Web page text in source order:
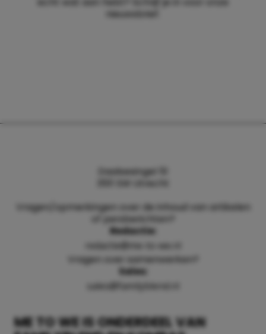
nieuwsbrief.
ME TO WE IS ONDERDEEL VAN
Daalsesingel 51
3511 SW Utrecht
Vragen/opmerkingen over de inhoud van artikelen
of persberichten?
Redactie:
redactie@me-to-we.nl
Vragen over samenwerken?
Sales:
sales@familyblend.nl